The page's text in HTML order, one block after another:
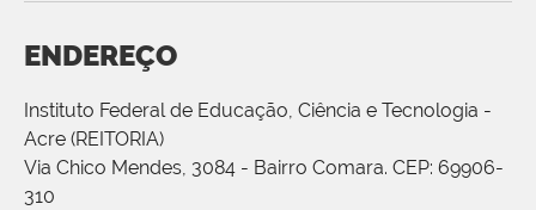
ENDEREÇO
Instituto Federal de Educação, Ciência e Tecnologia -
Acre (REITORIA)
Via Chico Mendes, 3084 - Bairro Comara. CEP: 69906-
310